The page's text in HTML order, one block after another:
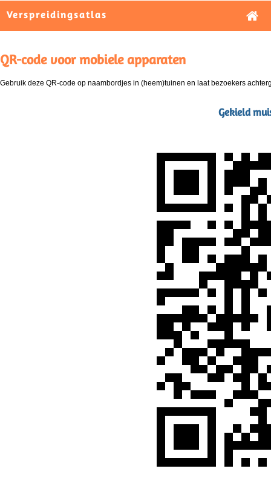
Verspreidingsatlas
QR-code voor mobiele apparaten
Gebruik deze QR-code op naambordjes in (heem)tuinen en laat bezoekers
Gekield